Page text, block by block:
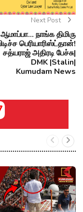
Next Post
ஆமாப்பா... நாங்க திமிரு
பெரியாரிஸ்ட்தான்!
சத்யராஜ் அதிரடி பேச்சு|
DMK |Stalin|
Kumudam News